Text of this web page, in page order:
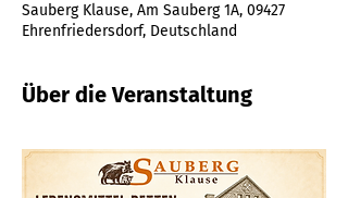
Sauberg Klause, Am Sauberg 1A, 09427
Ehrenfriedersdorf, Deutschland
Über die Veranstaltung